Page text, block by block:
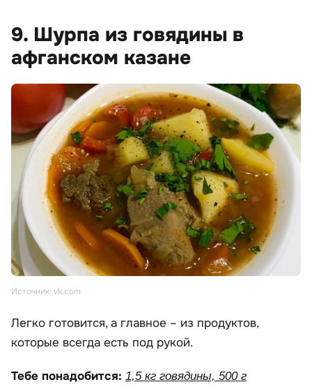
9. Шурпа из говядины в
афганском казане
Источник: vk.com
Легко готовится, а главное – из продуктов,
которые всегда есть под рукой.
Тебе понадобится: 1,5 кг говядины, 500 г